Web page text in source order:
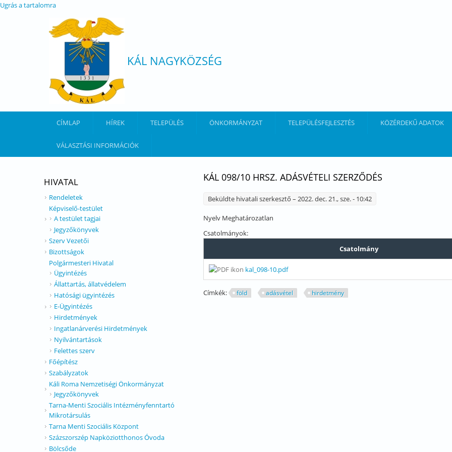
Ugrás a tartalomra
KÁL NAGYKÖZSÉG
CÍMLAP HÍREK TELEPÜLÉS ÖNKORMÁNYZAT TELEPÜLÉSFEJLESZTÉS KÖZÉRDEKŰ ADATOK
VÁLASZTÁSI INFORMÁCIÓK
KÁL 098/10 HRSZ. ADÁSVÉTELI SZERZŐDÉS
Beküldte hivatali szerkesztő – 2022. dec. 21., sze. - 10:42
Nyelv Meghatározatlan
Csatolmányok:
Csatolmány
kal_098-10.pdf
Címkék: föld adásvétel hirdetmény
HIVATAL
Rendeletek
Képviselő-testület
A testület tagjai
Jegyzőkönyvek
Szerv Vezetői
Bizottságok
Polgármesteri Hivatal
Ügyintézés
Állattartás, állatvédelem
Hatósági ügyintézés
E-Ügyintézés
Hirdetmények
Ingatlanárverési Hirdetmények
Nyilvántartások
Felettes szerv
Főépítész
Szabályzatok
Káli Roma Nemzetiségi Önkormányzat
Jegyzőkönyvek
Tarna-Menti Szociális Intézményfenntartó
Mikrotársulás
Tarna Menti Szociális Központ
Százszorszép Napköziotthonos Óvoda
Bölcsőde